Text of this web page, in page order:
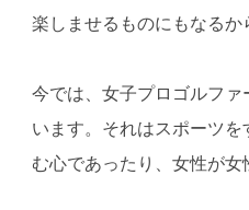
楽しませるものにもなるか
今では、女子プロゴルフ
います。それはスポーツ
む心であったり、女性が